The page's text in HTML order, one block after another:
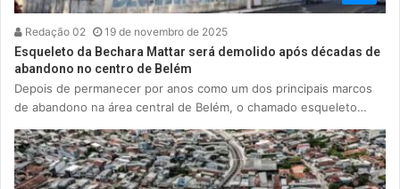
Redação 02 19 de novembro de 2025
Esqueleto da Bechara Mattar será demolido após décadas de
abandono no centro de Belém
Depois de permanecer por anos como um dos principais marcos
de abandono na área central de Belém, o chamado esqueleto…